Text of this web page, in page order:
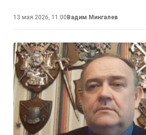
13 мая 2026, 11:00 Вадим Мингалев